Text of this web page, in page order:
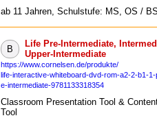
ab 11 Jahren, Schulstufe: MS, OS /
B
Life Pre-Intermediate,
Upper-Intermediate
https://www.cornelsen.de/produkte/
life-interactive-whiteboard-dvd-rom-a2-2-b1-1-
e-intermediate-9781133318354
Classroom Presentation Tool &
Tool